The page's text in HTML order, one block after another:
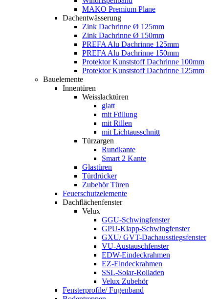
MAKO Premium Plane
Dachentwässerung
Zink Dachrinne Ø 125mm
Zink Dachrinne Ø 150mm
PREFA Alu Dachrinne 125mm
PREFA Alu Dachrinne 150mm
Protektor Kunststoff Dachrinne 100mm
Protektor Kunststoff Dachrinne 125mm
Bauelemente
Innentüren
Weisslacktüren
glatt
mit Füllung
mit Rillen
mit Lichtausschnitt
Türzargen
Rundkante
Smart 2 Kante
Glastüren
Türdrücker
Zubehör Türen
Feuerschutzelemente
Dachflächenfenster
Velux
GGU-Schwingfenster
GPU-Klapp-Schwingfenster
GXU/ GVT-Dachausstiegsfenster
VU-Austauschfenster
EDW-Eindeckrahmen
EZ-Eindeckrahmen
SSL-Solar-Rolladen
Velux Zubehör
Fensterprofile/ Fugenband